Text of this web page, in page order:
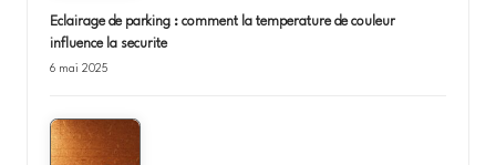
Eclairage de parking : comment la temperature de couleur
influence la securite
6 mai 2025